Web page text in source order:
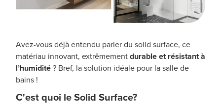
Avez-vous déjà entendu parler du solid surface, ce
matériau innovant, extrêmementdurable et résistant à
l’humidité? Bref, la solution idéale pour la salle de
bains !
C'est quoi le Solid Surface?